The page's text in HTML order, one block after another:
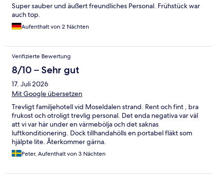
Super sauber und äußert freundliches Personal. Frühstück war
auch top.
Aufenthalt von 2 Nächten
Verifizierte Bewertung
8/10 – Sehr gut
17. Juli 2026
Mit Google übersetzen
Trevligt familjehotell vid Moseldalen strand. Rent och fint , bra
frukost och otroligt trevlig personal. Det enda negativa var väl
att vi var här under en värmebölja och det saknas
luftkonditionering. Dock tillhandahölls en portabel fläkt som
hjälpte lite. Återkommer gärna.
Peter, Aufenthalt von 3 Nächten